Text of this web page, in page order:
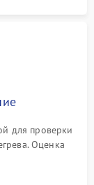
для проверки
Оценка
тестовых
и кнопок